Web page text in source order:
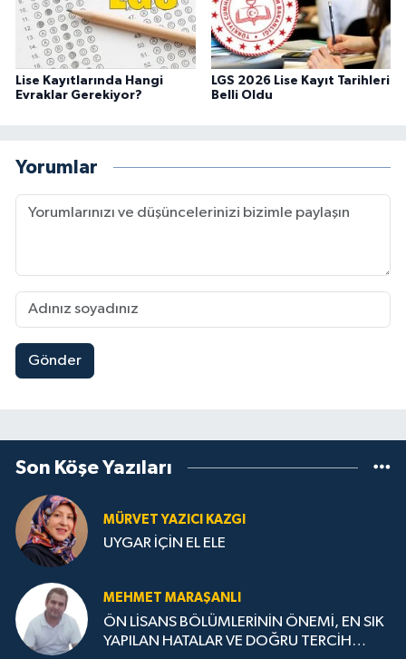
Lise Kayıtlarında Hangi
Evraklar Gerekiyor?
LGS 2026 Lise Kayıt Tarihleri
Belli Oldu
Yorumlar
Gönder
Son Köşe Yazıları
MÜRVET YAZICI KAZGI
UYGAR İÇİN EL ELE
MEHMET MARAŞANLI
ÖN LİSANS BÖLÜMLERİNİN ÖNEMİ, EN SIK
YAPILAN HATALAR VE DOĞRU TERCİH